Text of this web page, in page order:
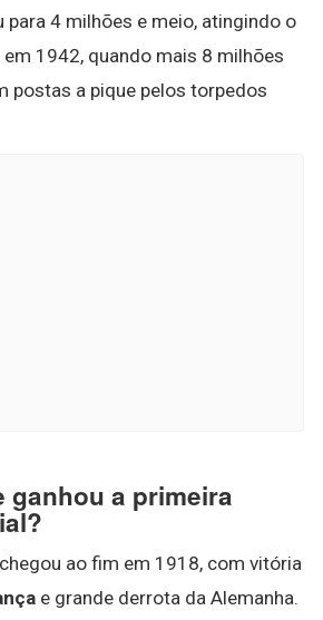
para 4 milhões e meio, atingindo o
1942, quando mais 8 milhões
postas a pique pelos torpedos
ganhou a primeira
chegou ao fim em 1918, com vitória
e grande derrota da Alemanha.